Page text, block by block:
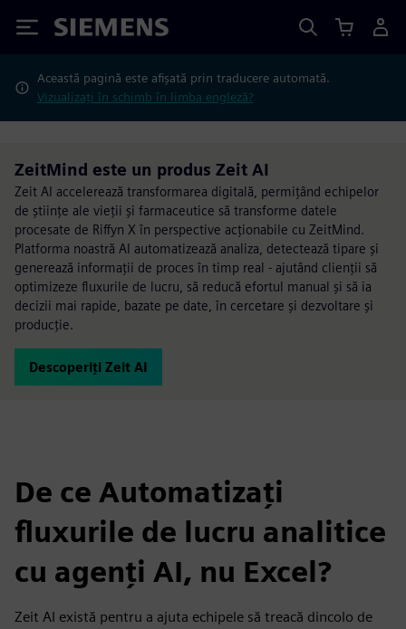
Siemens
Această pagină este afișată prin traducere automată.
Vizualizați în schimb în limba engleză?
ZeitMind este un produs Zeit AI
Zeit AI accelerează transformarea digitală, permițând echipelor
de științe ale vieții și farmaceutice să transforme datele
procesate de Riffyn X în perspective acționabile cu ZeitMind.
Platforma noastră AI automatizează analiza, detectează tipare și
generează informații de proces în timp real - ajutând clienții să
optimizeze fluxurile de lucru, să reducă efortul manual și să ia
decizii mai rapide, bazate pe date, în cercetare și dezvoltare și
producție.
Descoperiți Zeit AI
De ce Automatizați
fluxurile de lucru analitice
cu agenți AI, nu Excel?
Zeit AI există pentru a ajuta echipele să treacă dincolo de